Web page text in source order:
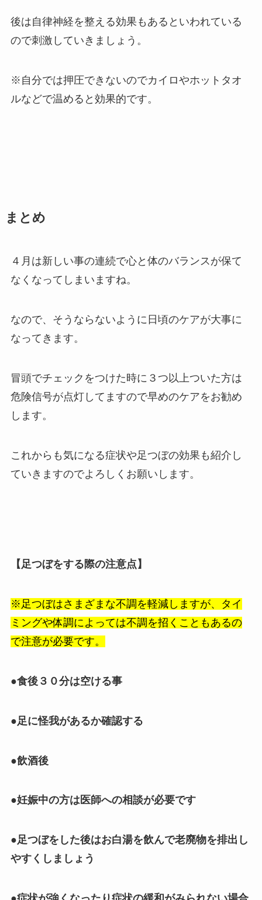
後は自律神経を整える効果もあるといわれている
ので刺激していきましょう。
※自分では押圧できないのでカイロやホットタオ
ルなどで温めると効果的です。
まとめ
４月は新しい事の連続で心と体のバランスが保て
なくなってしまいますね。
なので、そうならないように日頃のケアが大事に
なってきます。
冒頭でチェックをつけた時に３つ以上ついた方は
危険信号が点灯してますので早めのケアをお勧め
します。
これからも気になる症状や足つぼの効果も紹介し
ていきますのでよろしくお願いします。
【足つぼをする際の注意点】
※足つぼはさまざまな不調を軽減しますが、タイ
ミングや体調によっては不調を招くこともあるの
で注意が必要です。
●食後３０分は空ける事
●足に怪我があるか確認する
●飲酒後
●妊娠中の方は医師への相談が必要です
●足つぼをした後はお白湯を飲んで老廃物を排出し
やすくしましょう